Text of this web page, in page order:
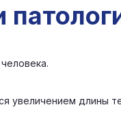
увеличением